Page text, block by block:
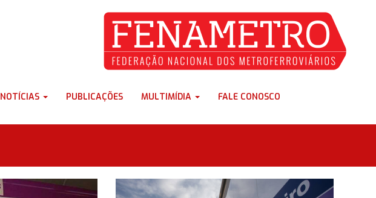
NOTÍCIAS PUBLICAÇÕES MULTIMÍDIA FALE CONOSCO